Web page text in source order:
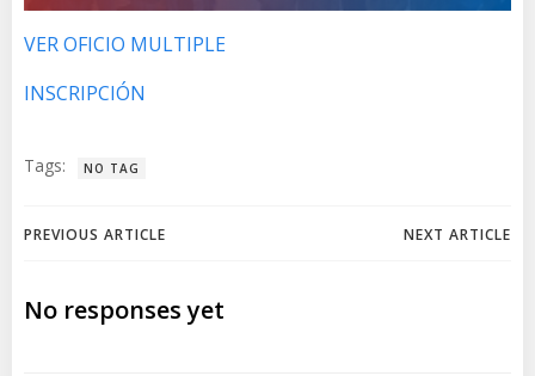
VER OFICIO MULTIPLE
INSCRIPCIÓN
Tags: NO TAG
Navegación
de
PREVIOUS ARTICLE
Navegación
NEXT ARTICLE
No responses yet